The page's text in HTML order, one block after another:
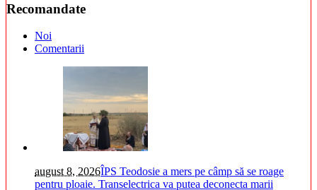
Recomandate
Noi
Comentarii
august 8, 2026ÎPS Teodosie a mers pe câmp să se roage
pentru ploaie. Transelectrica va putea deconecta marii